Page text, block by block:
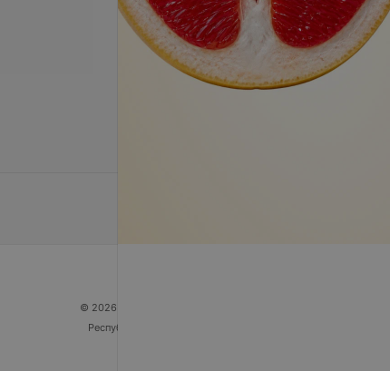
© 2026 ООО «Артокс Лаб», УНП 191700409
Республика Беларусь, г. Минск, улица Толбухина, 2,